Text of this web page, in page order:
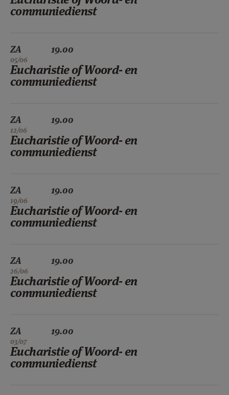
communiedienst
ZA
05/06
19.00
Eucharistie of Woord- en
communiedienst
ZA
12/06
19.00
Eucharistie of Woord- en
communiedienst
ZA
19/06
19.00
Eucharistie of Woord- en
communiedienst
ZA
26/06
19.00
Eucharistie of Woord- en
communiedienst
ZA
03/07
19.00
Eucharistie of Woord- en
communiedienst